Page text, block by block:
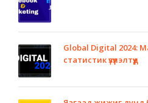
Global Digital 2024:
статистик үзүүлэлтүүд